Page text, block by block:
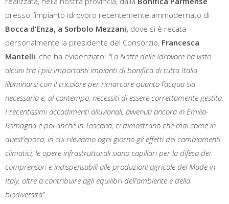
presso l’impianto idrovoro recentemente ammodernato di
Bocca d’Enza, a Sorbolo Mezzani, dove si è recata
personalmente la presidente del Consorzio, Francesca
Mantelli, che ha evidenziato: “La Notte delle Idrovore ha visto
alcuni tra i più importanti impianti di bonifica di tutta Italia
illuminarsi con il tricolore per rimarcare quanto l’acqua sia
necessaria e, al contempo, necessiti di essere correttamente gestita.
I recentissimi accadimenti alluvionali, avvenuti ancora in Emilia-
Romagna e poi anche in Toscana, ci dimostrano che mai come in
quest’epoca, in cui rileviamo ogni giorno gli effetti dei cambiamenti
climatici, le opere infrastrutturali siano capillari per la difesa dei
comprensori e indispensabili alle produzioni agricole del Made in
Italy, oltre a contribuire agli equilibri dell’ambiente e della
biodiversità”.